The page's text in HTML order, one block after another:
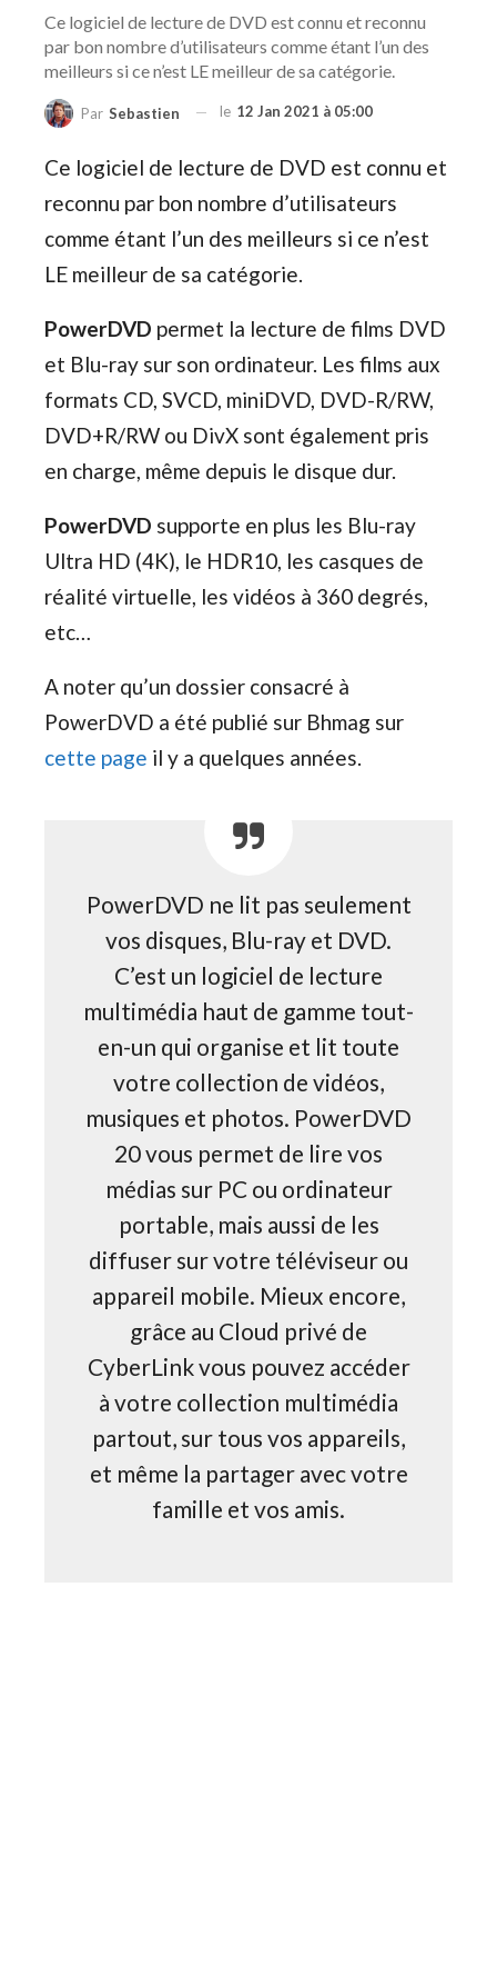
Ce logiciel de lecture de DVD est connu et reconnu
par bon nombre d’utilisateurs comme étant l’un des
meilleurs si ce n’est LE meilleur de sa catégorie.
Par Sebastien le 12 Jan 2021 à 05:00
Ce logiciel de lecture de DVD est connu et
reconnu par bon nombre d’utilisateurs
comme étant l’un des meilleurs si ce n’est
LE meilleur de sa catégorie.
PowerDVD permet la lecture de films DVD
et Blu-ray sur son ordinateur. Les films aux
formats CD, SVCD, miniDVD, DVD-R/RW,
DVD+R/RW ou DivX sont également pris
en charge, même depuis le disque dur.
PowerDVD supporte en plus les Blu-ray
Ultra HD (4K), le HDR10, les casques de
réalité virtuelle, les vidéos à 360 degrés,
etc…
A noter qu’un dossier consacré à
PowerDVD a été publié sur Bhmag sur
cette page il y a quelques années.
PowerDVD ne lit pas seulement
vos disques, Blu-ray et DVD.
C’est un logiciel de lecture
multimédia haut de gamme tout-
en-un qui organise et lit toute
votre collection de vidéos,
musiques et photos. PowerDVD
20 vous permet de lire vos
médias sur PC ou ordinateur
portable, mais aussi de les
diffuser sur votre téléviseur ou
appareil mobile. Mieux encore,
grâce au Cloud privé de
CyberLink vous pouvez accéder
à votre collection multimédia
partout, sur tous vos appareils,
et même la partager avec votre
famille et vos amis.